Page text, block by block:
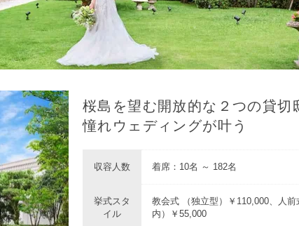
桜島を望む開放的な２つの貸切
憧れウェディングが叶う
収容人数 着席：10名 ～ 182名
挙式スタ
イル
教会式 （独立型）￥110,000、人前
内）￥55,000